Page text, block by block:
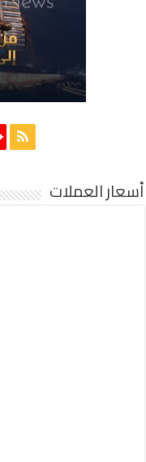
أسعار العملات